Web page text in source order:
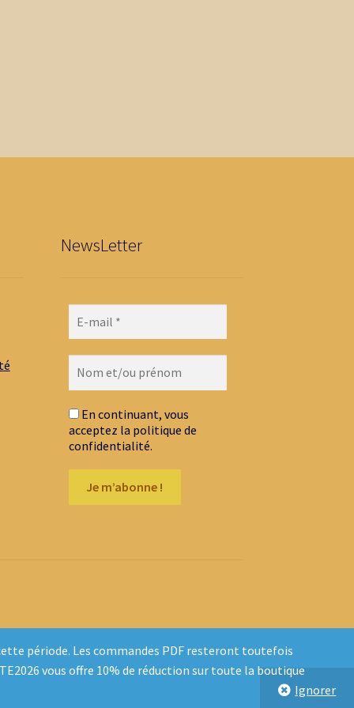
période. Les commandes PDF resteront toutefois
vous offre 10% de réduction sur toute la boutique
Ignorer
NewsLetter
En continuant, vous
acceptez la politique de
confidentialité.